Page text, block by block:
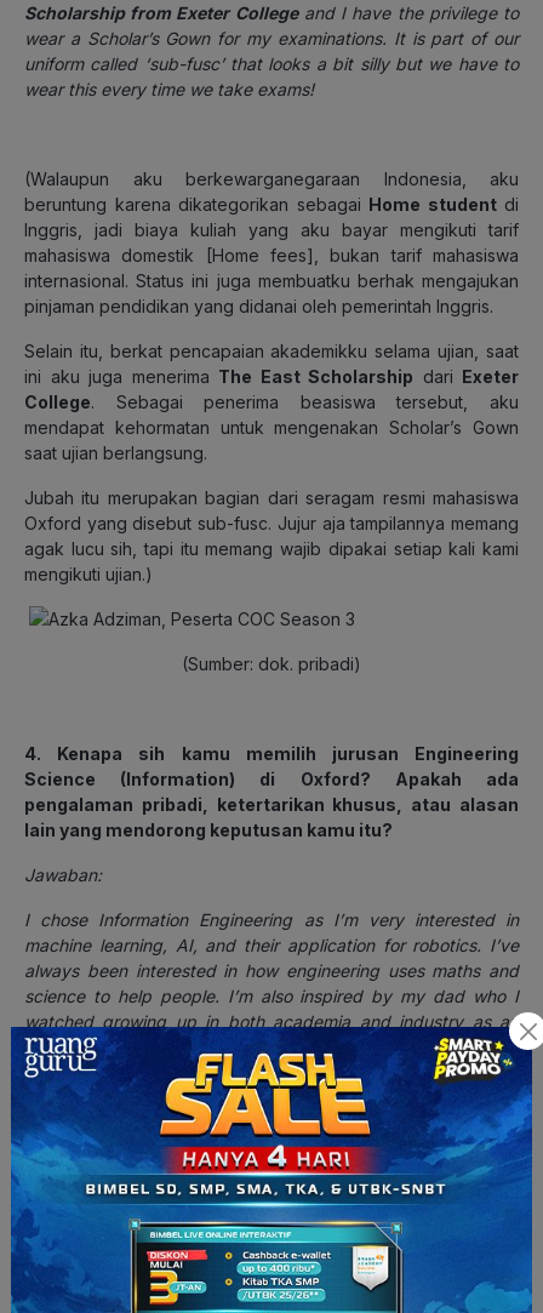
Scholarship from Exeter Collegeand I have the privilege to
wear a Scholar’s Gown for my examinations. It is part of our
uniform called ‘sub-fusc’ that looks a bit silly but we have to
wear this every time we take exams!
(Walaupun aku berkewarganegaraan Indonesia, aku
beruntung karena dikategorikan sebagai Home studentdi
Inggris, jadi biaya kuliah yang aku bayar mengikuti tarif
mahasiswa domestik
[Home fees]
, bukan tarif mahasiswa
internasional. Status ini juga membuatku berhak mengajukan
pinjaman pendidikan yang didanai oleh pemerintah Inggris.
Selain itu, berkat pencapaian akademikku selama ujian, saat
ini aku juga menerima The East Scholarship dari Exeter
College. Sebagai penerima beasiswa tersebut, aku
mendapat kehormatan untuk mengenakanScholar’s Gown
saat ujian berlangsung.
Jubah itu merupakan bagian dari seragam resmi mahasiswa
Oxford yang disebut sub-fusc. Jujur aja tampilannya memang
agak lucu sih, tapi itu memang wajib dipakai setiap kali kami
mengikuti ujian.)
(Sumber: dok. pribadi)
4. Kenapa sih kamu memilih jurusan Engineering
Science (Information) di Oxford? Apakah ada
pengalaman pribadi, ketertarikan khusus, atau alasan
lain yang mendorong keputusan kamu itu?
Jawaban:
I chose Information Engineering as I’m very interested in
machine learning, AI, and their application for robotics. I’ve
always been interested in how engineering uses maths and
science to help people. I’m also inspired by my dad who I
watched growing up in both academia and industry as an
engineer and whilst we’re in different fields of engineering,
there’s still plenty of overlap. I still remember in one of the
vacations in first year where I was taught some of the content
for my civil engineering modules at the dinner table by him
and feeling very confused but also inspired!
(Aku memilih spesialisasiInformation Engineering
memang
tertarik banget samamachine learning
penerapannya di bidang robotika. Dari dulu aku selalu suka